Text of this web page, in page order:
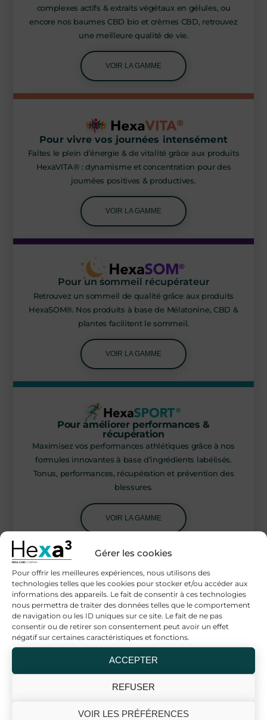
Gérer les cookies
Pour offrir les meilleures expériences, nous utilisons des
technologies telles que les cookies pour stocker et/ou accéder aux
informations des appareils. Le fait de consentir à ces technologies
nous permettra de traiter des données telles que le comportement
de navigation ou les ID uniques sur ce site. Le fait de ne pas
consentir ou de retirer son consentement peut avoir un effet
négatif sur certaines caractéristiques et fonctions.
ACCEPTER
REFUSER
VOIR LES PRÉFÉRENCES
complexes actifs & extraits végétaux en gélules, ou
encore nos baumes CBD bio et crèmes CBD, retrouvez
une meilleure qualité de vie.
VOIR LA GAMME
Pour vivre vos journées intensément
Faîtes le plein d’énergie & de vitalité grâce aux produits
HexaVITA® : dynamisme et concentration pour des
journées positives & productives.
VOIR LA GAMME
Pour un sommeil récupérateur
Retrouvez un sommeil de qualité grâce aux produits
HexaSOM®. Nos produits à base de Mélatonine, CBD &
plantes facilitent le sommeil.
VOIR LA GAMME
Pour améliorer performances &
récupération
Maximisez vos performances athlétiques grâce à nos
formules innovantes à base d’ingrédients labélisés.
Tonus, performances, récupération et prévention des
blessures.
VOIR LA GAMME
NOS CERTIFICATIONS
hexa3.eu